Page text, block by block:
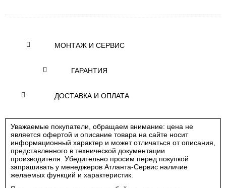
МОНТАЖ И СЕРВИС
ГАРАНТИЯ
ДОСТАВКА И ОПЛАТА
Уважаемые покупатели, обращаем внимание: цена не
является офертой и описание товара на сайте носит
информационный характер и может отличаться от описания,
представленного в технической документации
производителя. Убедительно просим перед покупкой
запрашивать у менеджеров Атланта-Сервис наличие
желаемых функций и характеристик.